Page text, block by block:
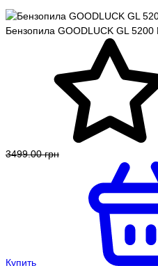
Бензопила GOODLUCK GL 5200
3499.00 грн
Купить